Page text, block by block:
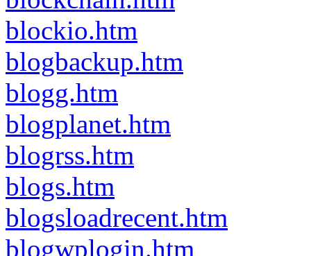
blockio.htm
blogbackup.htm
blogg.htm
blogplanet.htm
blogrss.htm
blogs.htm
blogsloadrecent.htm
blogwplogin.htm